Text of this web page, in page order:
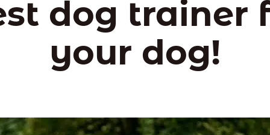
dog trainer
your dog!